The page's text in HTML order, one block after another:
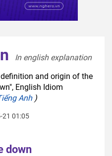
In english explanation
and origin of the
English Idiom
Anh)
21 01:05
down